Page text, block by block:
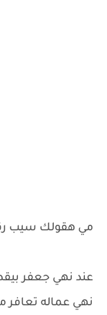
مي هقولك سيب
عند نهي جعفر
نهي عماله